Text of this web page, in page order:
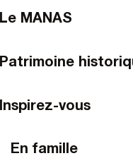
Le MANAS
Patrimoine
Inspirez-vous
En famille